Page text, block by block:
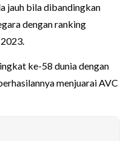
jauh bila dibandingkan
dengan ranking
ke-58 dunia dengan
menjuarai AVC